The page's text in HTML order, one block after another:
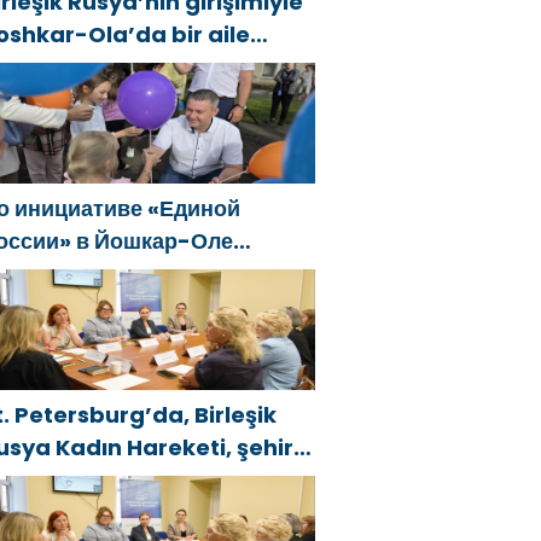
Ola’da bir aile
düzenlendi
инициативе «Единой
в Йошкар-Оле
семейный
Petersburg’da, Birleşik
Kadın Hareketi, şehir
kadınlara yönelik
programlarının